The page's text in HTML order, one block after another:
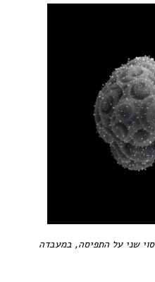
שני על התפיסה, במעבדה